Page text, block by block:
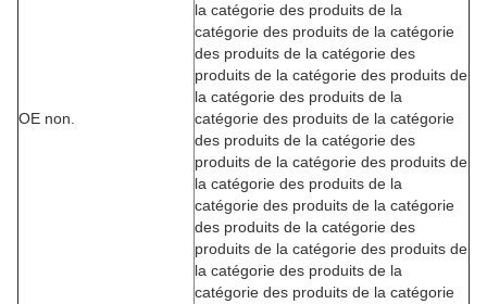
OE non.
la catégorie des produits de la
catégorie des produits de la catégorie
des produits de la catégorie des
produits de la catégorie des produits de
la catégorie des produits de la
catégorie des produits de la catégorie
des produits de la catégorie des
produits de la catégorie des produits de
la catégorie des produits de la
catégorie des produits de la catégorie
des produits de la catégorie des
produits de la catégorie des produits de
la catégorie des produits de la
catégorie des produits de la catégorie